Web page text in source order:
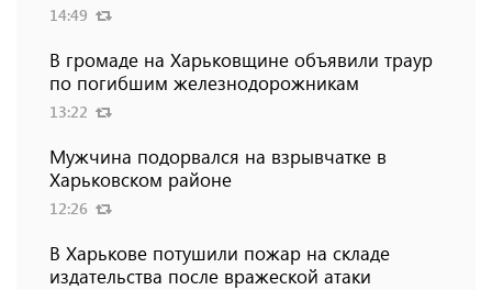
14:49
В громаде на Харьковщине объявили траур
по погибшим железнодорожникам
13:22
Мужчина подорвался на взрывчатке в
Харьковском районе
12:26
В Харькове потушили пожар на складе
издательства после вражеской атаки